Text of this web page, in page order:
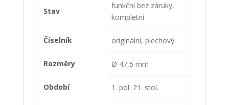
Stav
funkční bez záruky,
kompletní
Číselník originální, plechový
Rozměry Ø 47,5 mm
Období 1. pol. 21. stol.